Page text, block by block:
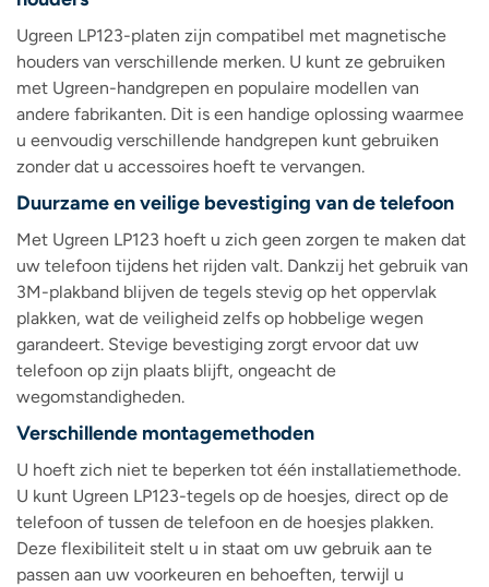
Ugreen LP123-platen zijn compatibel met magnetische
houders van verschillende merken. U kunt ze gebruiken
met Ugreen-handgrepen en populaire modellen van
andere fabrikanten. Dit is een handige oplossing waarmee
u eenvoudig verschillende handgrepen kunt gebruiken
zonder dat u accessoires hoeft te vervangen.
Duurzame en veilige bevestiging van de telefoon
Met Ugreen LP123 hoeft u zich geen zorgen te maken dat
uw telefoon tijdens het rijden valt. Dankzij het gebruik van
3M-plakband blijven de tegels stevig op het oppervlak
plakken, wat de veiligheid zelfs op hobbelige wegen
garandeert. Stevige bevestiging zorgt ervoor dat uw
telefoon op zijn plaats blijft, ongeacht de
wegomstandigheden.
Verschillende montagemethoden
U hoeft zich niet te beperken tot één installatiemethode.
U kunt Ugreen LP123-tegels op de hoesjes, direct op de
telefoon of tussen de telefoon en de hoesjes plakken.
Deze flexibiliteit stelt u in staat om uw gebruik aan te
passen aan uw voorkeuren en behoeften, terwijl u